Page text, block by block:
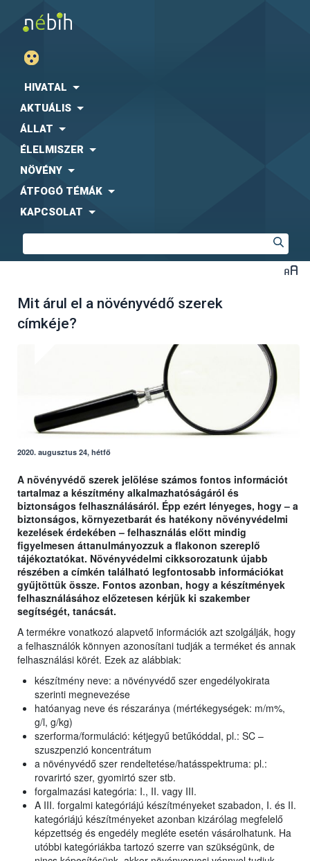
HIVATAL
AKTUÁLIS
ÁLLAT
ÉLELMISZER
NÖVÉNY
ÁTFOGÓ TÉMÁK
KAPCSOLAT
Mit árul el a növényvédő szerek
címkéje?
2020. augusztus 24, hétfő
A növényvédő szerek jelölése számos fontos információt
tartalmaz a készítmény alkalmazhatóságáról és
biztonságos felhasználásáról. Épp ezért lényeges, hogy – a
biztonságos, környezetbarát és hatékony növényvédelmi
kezelések érdekében – felhasználás előtt mindig
figyelmesen áttanulmányozzuk a flakonon szereplő
tájékoztatókat. Növényvédelmi cikksorozatunk újabb
részében a címkén található legfontosabb információkat
gyűjtöttük össze. Fontos azonban, hogy a készítmények
felhasználásához előzetesen kérjük ki szakember
segítségét, tanácsát.
A termékre vonatkozó alapvető információk azt szolgálják, hogy
a felhasználók könnyen azonosítani tudják a terméket és annak
felhasználási körét. Ezek az alábbiak:
készítmény neve: a növényvédő szer engedélyokirata
szerinti megnevezése
hatóanyag neve és részaránya (mértékegységek: m/m%,
g/l, g/kg)
szerforma/formuláció: kétjegyű betűkóddal, pl.: SC –
szuszpenzió koncentrátum
a növényvédő szer rendeltetése/hatásspektruma: pl.:
rovarirtó szer, gyomirtó szer stb.
forgalmazási kategória: I., II. vagy III.
A III. forgalmi kategóriájú készítményeket szabadon, I. és II.
kategóriájú készítményeket azonban kizárólag megfelelő
képzettség és engedély megléte esetén vásárolhatunk. Ha
utóbbi kategóriákba tartozó szerre van szükségünk, de